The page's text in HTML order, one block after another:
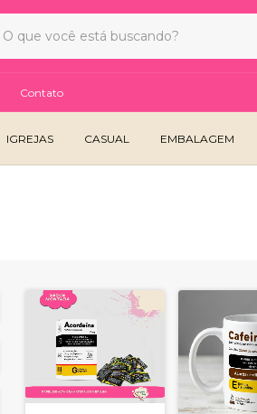
Contato
IGREJAS CASUAL EMBALAGEM